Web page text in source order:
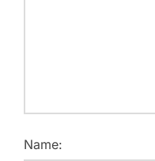
Name: